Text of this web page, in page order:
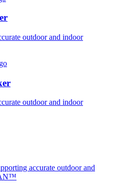
outdoor and indoor
outdoor and indoor
accurate outdoor and